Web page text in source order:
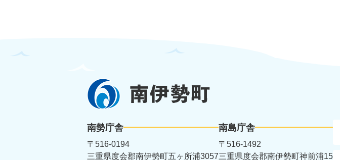
町
南勢庁舎
〒516-0194
三重県度会郡南伊勢町五ヶ所浦3057
南島庁舎
〒516-1492
三重県度会郡南伊勢町神前浦15